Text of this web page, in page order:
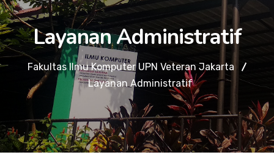
Layanan Administratif
Fakultas Ilmu Komputer UPN Veteran Jakarta
Layanan Administratif